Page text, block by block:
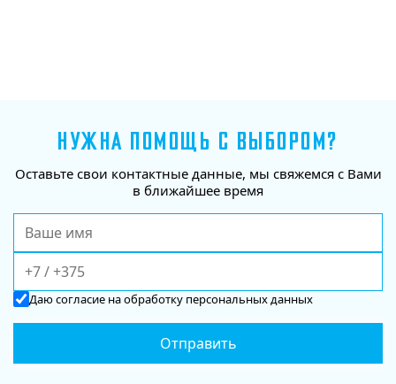
НУЖНА ПОМОЩЬ С ВЫБОРОМ?
Оставьте свои контактные данные, мы свяжемся с Вами
в ближайшее время
Даюсогласие на обработку персональных данных